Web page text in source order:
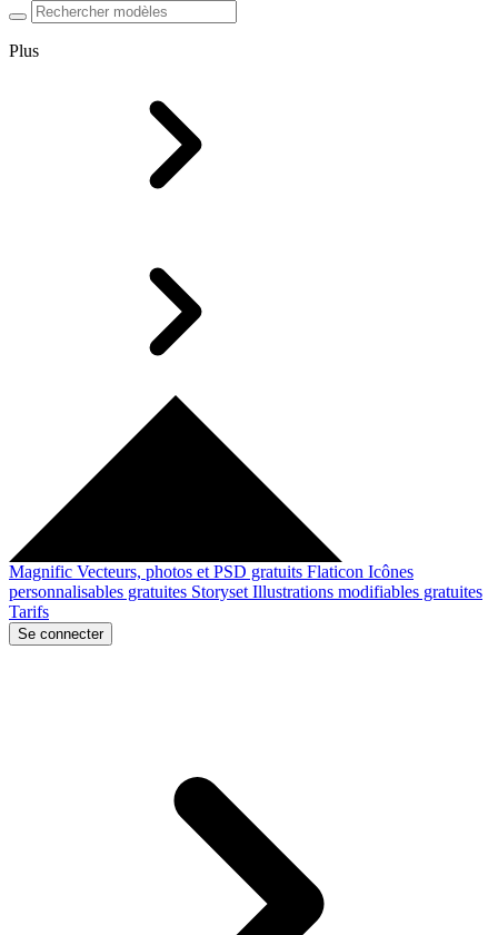
Plus
Magnific Vecteurs, photos et PSD gratuits Flaticon Icônes
personnalisables gratuites Storyset Illustrations modifiables gratuites
Tarifs
Se connecter